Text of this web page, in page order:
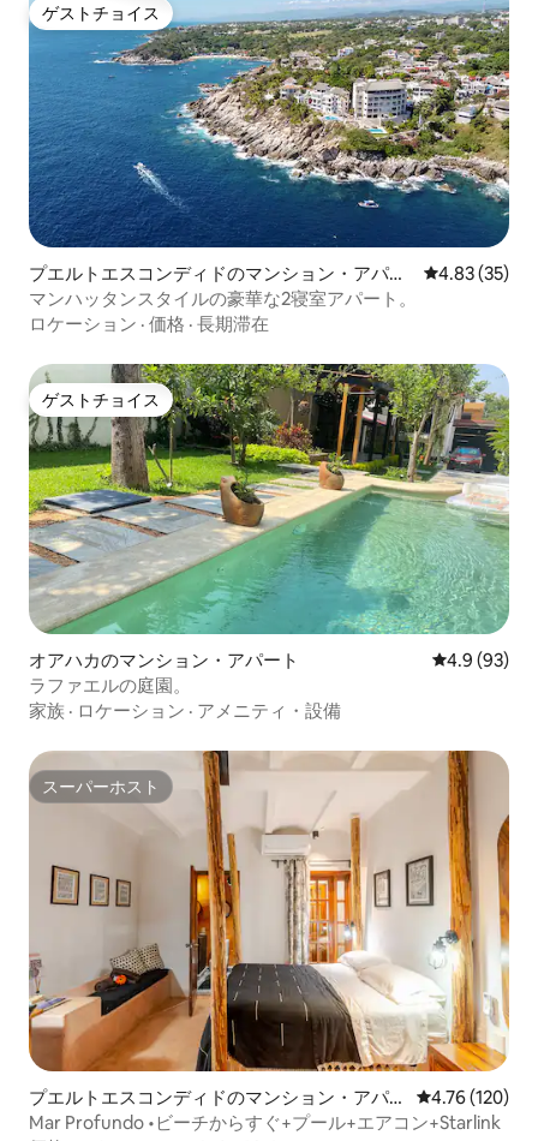
ゲストチョイス
ゲストチョイス
プエルトエスコンディドのマンション・アパー
ト
レビュー35
4.83 (35)
マンハッタンスタイルの豪華な2寝室アパート。
ロケーション · 価格 · 長期滞在
ゲストチョイス
ゲストチョイス
オアハカのマンション・アパート レビュー93
4.9 (93)
ラファエルの庭園。
家族 · ロケーション · アメニティ・設備
スーパーホスト
スーパーホスト
プエルトエスコンディドのマンション・アパー
ト
レビュー120
4.76 (120)
Mar Profundo •ビーチからすぐ+プール+エアコン+Starlink